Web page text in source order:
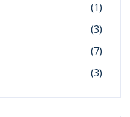
(1)
(3)
(7)
(3)